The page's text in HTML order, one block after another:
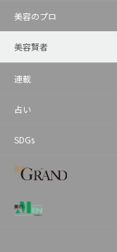
美容のプロ
美容賢者
連載
占い
SDGs